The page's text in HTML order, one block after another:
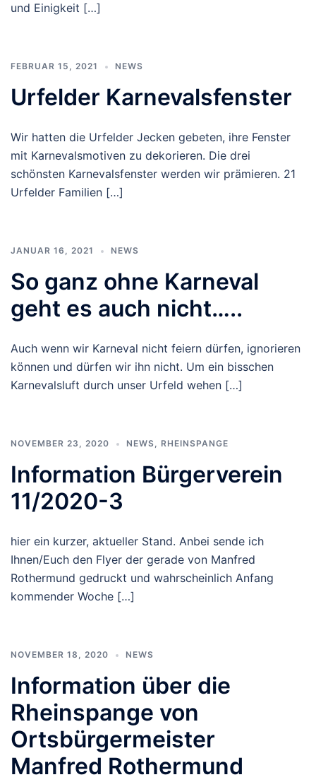
und Einigkeit […]
FEBRUAR 15, 2021 NEWS
Urfelder Karnevalsfenster
Wir hatten die Urfelder Jecken gebeten, ihre Fenster
mit Karnevalsmotiven zu dekorieren. Die drei
schönsten Karnevalsfenster werden wir prämieren. 21
Urfelder Familien […]
JANUAR 16, 2021 NEWS
So ganz ohne Karneval
geht es auch nicht…..
Auch wenn wir Karneval nicht feiern dürfen, ignorieren
können und dürfen wir ihn nicht. Um ein bisschen
Karnevalsluft durch unser Urfeld wehen […]
NOVEMBER 23, 2020 NEWS, RHEINSPANGE
Information Bürgerverein
11/2020-3
hier ein kurzer, aktueller Stand. Anbei sende ich
Ihnen/Euch den Flyer der gerade von Manfred
Rothermund gedruckt und wahrscheinlich Anfang
kommender Woche […]
NOVEMBER 18, 2020 NEWS
Information über die
Rheinspange von
Ortsbürgermeister
Manfred Rothermund